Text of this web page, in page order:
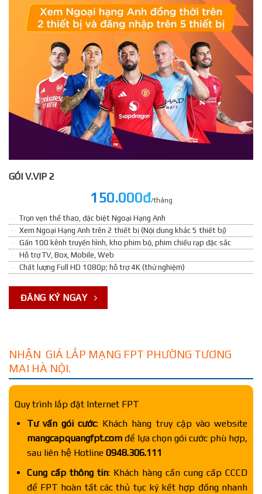
GÓI V.VIP 2
150.000đ/tháng
Trọn vẹn thể thao, đặc biệt Ngoại Hạng Anh
Xem Ngoại Hạng Anh trên 2 thiết bị (Nội dung khác 5 thiết bị)
Gần 100 kênh truyền hình, kho phim bộ, phim chiếu rạp đặc sắc
Hỗ trợ TV, Box, Mobile, Web
Chất lượng Full HD 1080p; hỗ trợ 4K (thử nghiệm)
ĐĂNG KÝ NGAY
NHẬN GIÁ LẮP MẠNG FPT PHƯỜNG TƯƠNG
MAI HÀ NỘI.
Quy trình lắp đặt Internet FPT
Tư vấn gói cước: Khách hàng truy cập vào website
mangcapquangfpt.comđể lựa chọn gói cước phù hợp,
sau liên hệ Hotline 0948.306.111
Cung cấp thông tin: Khách hàng cần cung cấp CCCD
để FPT hoàn tất các thủ tục ký kết hợp đồng nhanh